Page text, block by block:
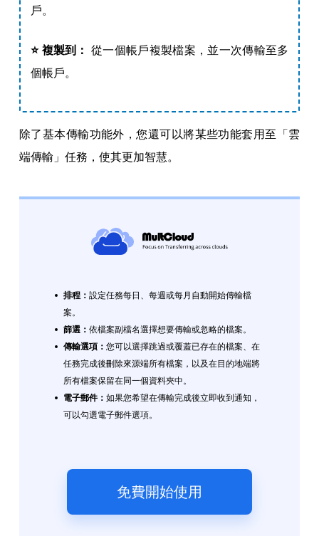
戶。
⭐ 複製到： 從一個帳戶複製檔案，並一次傳輸至多
個帳戶。
除了基本傳輸功能外，您還可以將某些功能套用至「雲
端傳輸」任務，使其更加智慧。
排程： 設定任務每日、每週或每月自動開始傳輸檔
案。
篩選： 依檔案副檔名選擇想要傳輸或忽略的檔案。
傳輸選項： 您可以選擇跳過或覆蓋已存在的檔案、在
任務完成後刪除來源端所有檔案，以及在目的地端將
所有檔案保留在同一個資料夾中。
電子郵件： 如果您希望在傳輸完成後立即收到通知，
可以勾選電子郵件選項。
免費開始使用